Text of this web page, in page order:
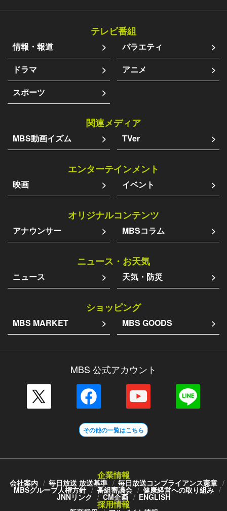
テレビ番組
情報・報道
バラエティ
ドラマ
アニメ
スポーツ
関連メディア
MBS動画イズム TVer
エンターテインメント
映画 イベント
オリジナルコンテンツ
アナウンサー MBSコラム
ニュース・お天気
ニュース 天気・防災
ショッピング
MBS MARKET MBS GOODS
MBS 公式アカウント
その他の一覧はこちら
企業情報
会社案内 毎日放送 放送基準 毎日放送コンプライアンス憲章
MBSグループ人権方針 番組審議会 健康経営への取り組み
JNNリンク CM企画 ENGLISH
採用情報